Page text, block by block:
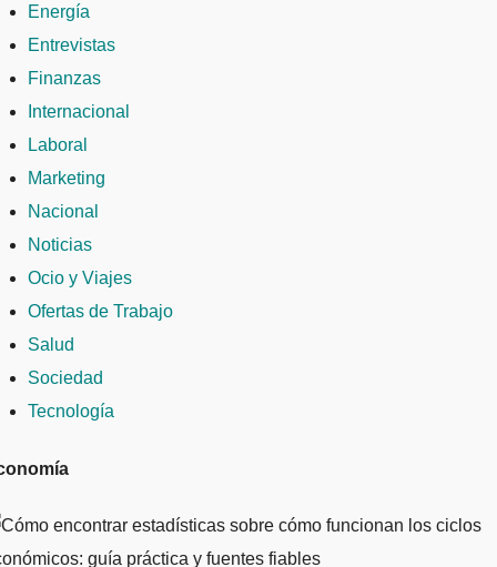
Energía
Entrevistas
Finanzas
Internacional
Laboral
Marketing
Nacional
Noticias
Ocio y Viajes
Ofertas de Trabajo
Salud
Sociedad
Tecnología